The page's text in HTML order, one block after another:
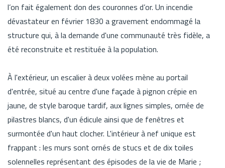
l’on fait également don des couronnes d’or. Un incendie
dévastateur en février 1830 a gravement endommagé la
structure qui, à la demande d'une communauté très fidèle, a
été reconstruite et restituée à la population.
À l'extérieur, un escalier à deux volées mène au portail
d'entrée, situé au centre d'une façade à pignon crépie en
jaune, de style baroque tardif, aux lignes simples, ornée de
pilastres blancs, d'un édicule ainsi que de fenêtres et
surmontée d'un haut clocher. L'intérieur à nef unique est
frappant : les murs sont ornés de stucs et de dix toiles
solennelles représentant des épisodes de la vie de Marie ;